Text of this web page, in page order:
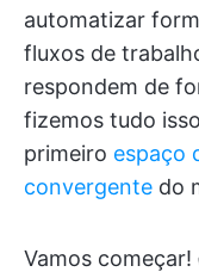
automatizar
fluxos de
respondem de
fizemos tudo
primeiro espaço
convergente do
Vamos começar!